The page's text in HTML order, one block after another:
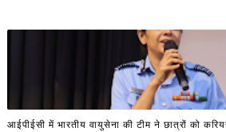
आईपीईसी में भारतीय वायुसेना की टीम ने छात्रों को